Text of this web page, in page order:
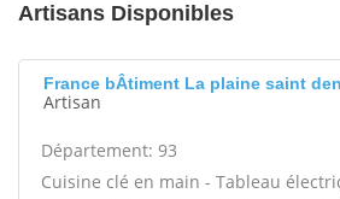
Artisans Disponibles
France bÂtiment La plaine saint
Artisan
Département: 93
Cuisine clé en main - Tableau